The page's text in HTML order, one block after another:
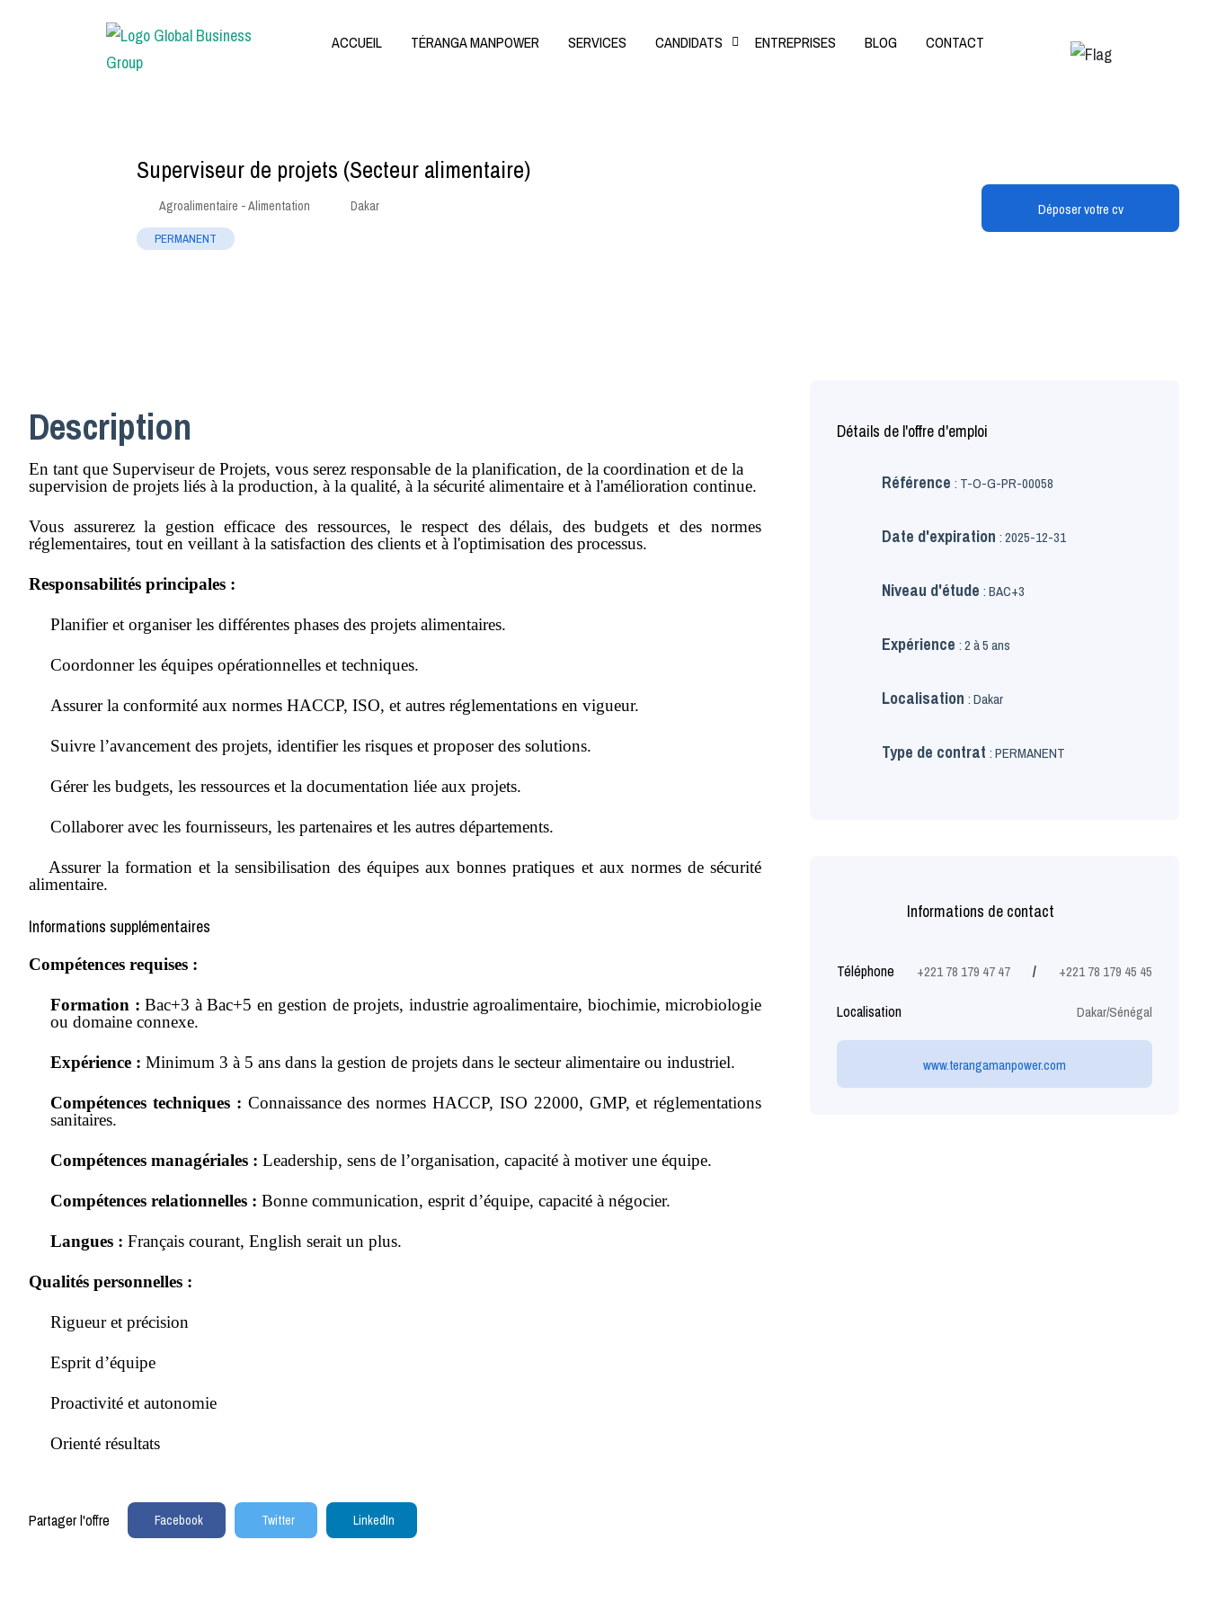
ACCUEIL TÉRANGA MANPOWER SERVICES CANDIDATS ENTREPRISES BLOG CONTACT
Superviseur de projets (Secteur alimentaire)
Agroalimentaire - Alimentation Dakar
PERMANENT
Déposer votre cv
Description
En tant que Superviseur de Projets, vous serez responsable de la planification, de la coordination et de la
supervision de projets liés à la production, à la qualité, à la sécurité alimentaire et à l'amélioration continue.
Vous assurerez la gestion efficace des ressources, le respect des délais, des budgets et des normes
réglementaires, tout en veillant à la satisfaction des clients et à l'optimisation des processus.
Responsabilités principales :
Planifier et organiser les différentes phases des projets alimentaires.
Coordonner les équipes opérationnelles et techniques.
Assurer la conformité aux normes HACCP, ISO, et autres réglementations en vigueur.
Suivre l’avancement des projets, identifier les risques et proposer des solutions.
Gérer les budgets, les ressources et la documentation liée aux projets.
Collaborer avec les fournisseurs, les partenaires et les autres départements.
Assurer la formation et la sensibilisation des équipes aux bonnes pratiques et aux normes de sécurité
alimentaire.
Informations supplémentaires
Compétences requises :
Formation : Bac+3 à Bac+5 en gestion de projets, industrie agroalimentaire, biochimie, microbiologie
ou domaine connexe.
Expérience : Minimum 3 à 5 ans dans la gestion de projets dans le secteur alimentaire ou industriel.
Compétences techniques : Connaissance des normes HACCP, ISO 22000, GMP, et réglementations
sanitaires.
Compétences managériales : Leadership, sens de l’organisation, capacité à motiver une équipe.
Compétences relationnelles : Bonne communication, esprit d’équipe, capacité à négocier.
Langues : Français courant, English serait un plus.
Qualités personnelles :
Rigueur et précision
Esprit d’équipe
Proactivité et autonomie
Orienté résultats
Partager l'offre Facebook Twitter LinkedIn
Détails de l'offre d'emploi
Référence : T-O-G-PR-00058
Date d'expiration : 2025-12-31
Niveau d'étude : BAC+3
Expérience : 2 à 5 ans
Localisation : Dakar
Type de contrat : PERMANENT
Informations de contact
Téléphone +221 78 179 47 47 / +221 78 179 45 45
Localisation Dakar/Sénégal
www.terangamanpower.com